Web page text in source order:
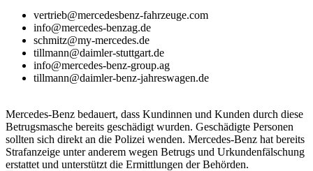
vertrieb@mercedesbenz-fahrzeuge.com
info@mercedes-benzag.de
schmitz@my-mercedes.de
tillmann@daimler-stuttgart.de
info@mercedes-benz-group.ag
tillmann@daimler-benz-jahreswagen.de
Mercedes‑Benz bedauert, dass Kundinnen und Kunden durch diese
Betrugsmasche bereits geschädigt wurden. Geschädigte Personen
sollten sich direkt an die Polizei wenden. Mercedes‑Benz hat bereits
Strafanzeige unter anderem wegen Betrugs und Urkundenfälschung
erstattet und unterstützt die Ermittlungen der Behörden.